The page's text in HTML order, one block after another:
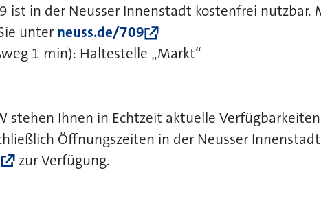
ist in der Neusser Innenstadt kostenfrei nutzbar.
unter neuss.de/709
1 min): Haltestelle „Markt“
stehen Ihnen in Echtzeit aktuelle
Öffnungszeiten in der Neusser Innenstadt
zur Verfügung.